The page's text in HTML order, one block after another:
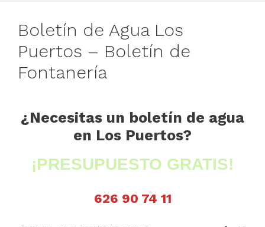
Boletín de Agua Los
Puertos – Boletín de
Fontanería
¿Necesitas un boletín de agua
en Los Puertos?
¡PRESUPUESTO GRATIS!
626 90 74 11